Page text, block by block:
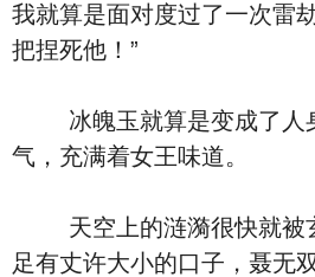
我就算是面对度过了一次雷
把捏死他！”
冰魄玉就算是变成了人
气，充满着女王味道。
天空上的涟漪很快就被
足有丈许大小的口子，聂无